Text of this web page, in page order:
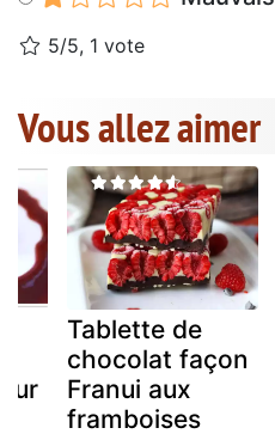
5/5, 1 vote
Vous allez aimer
Tablette de
chocolat façon
Franui aux
framboises